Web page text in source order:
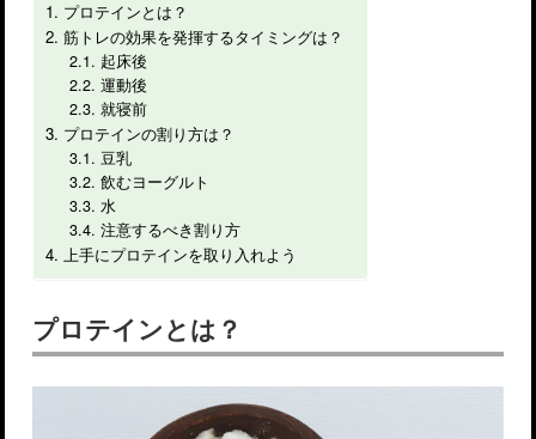
プロテインとは？
筋トレの効果を発揮するタイミングは？
起床後
運動後
就寝前
プロテインの割り方は？
豆乳
飲むヨーグルト
水
注意するべき割り方
上手にプロテインを取り入れよう
プロテインとは？